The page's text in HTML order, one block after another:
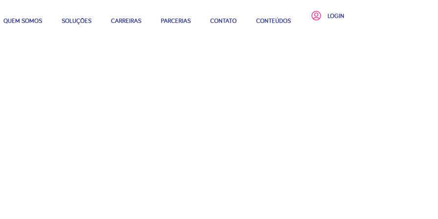
QUEM SOMOS SOLUÇÕES CARREIRAS PARCERIAS CONTATO CONTEÚDOS
LOGIN